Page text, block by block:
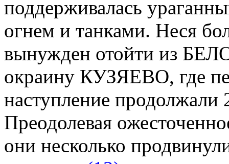
поддерживалась
огнем и танками. Неся
вынужден отойти из
окраину КУЗЯЕВО, где
наступление
Преодолевая
они несколько